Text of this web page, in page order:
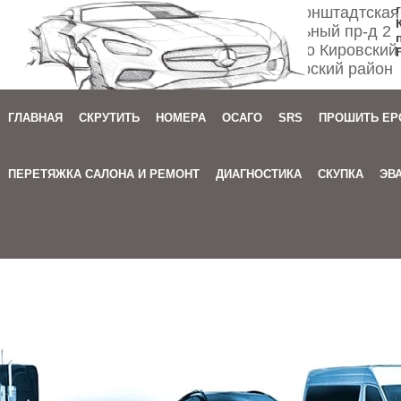
Спб ул.
Мебельный пр-д 2
м. Автово
Приморский район
ГЛАВНАЯ СКРУТИТЬ НОМЕРА ОСАГО SRS ПРОШИТЬ
ПЕРЕТЯЖКА САЛОНА И РЕМОНТ ДИАГНОСТИКА СКУПКА